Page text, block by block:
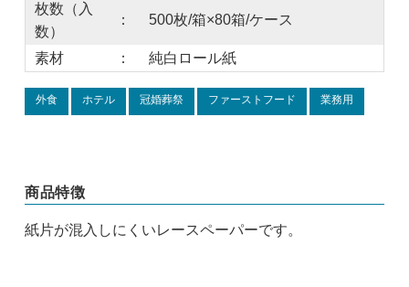
枚数（入
数）
： 500枚/箱×80箱/ケース
素材 ： 純白ロール紙
外食 ホテル 冠婚葬祭 ファーストフード 業務用
商品特徴
紙片が混入しにくいレースペーパーです。